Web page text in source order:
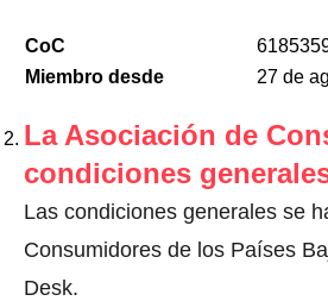
CoC
Miembro desde
27 de
La Asociación de
condiciones
Las condiciones generales se
Consumidores de los Países
Desk.